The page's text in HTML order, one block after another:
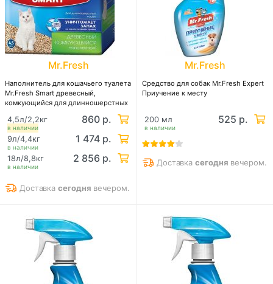
Mr.Fresh
Наполнитель для кошачьего туалета
Mr.Fresh Smart древесный,
комкующийся для длинношерстных
в наличии
4,5л/2,2кг 860 р.
в наличии
9л/4,4кг 1 474 р.
в наличии
18л/8,8кг 2 856 р.
Доставкасегодня вечером.
Mr.Fresh
Средство для собак Mr.Fresh Expert
Приучение к месту
в наличии
200 мл 525 р.
Доставкасегодня вечером.